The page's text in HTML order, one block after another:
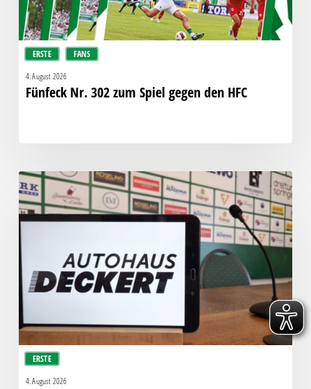
ERSTE FANS
4. August 2026
Fünfeck Nr. 302 zum Spiel gegen den HFC
ERSTE
Pressegespräch
vor
Chemie
–
Hallescher
FC
4. August 2026